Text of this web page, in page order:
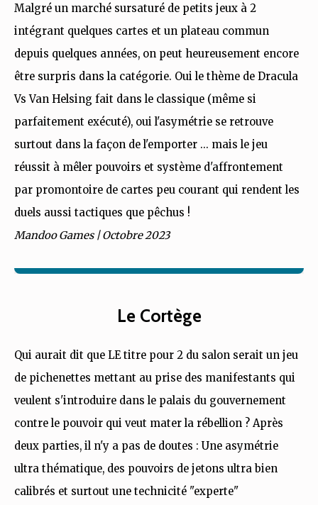
Malgré un marché sursaturé de petits jeux à 2
intégrant quelques cartes et un plateau commun
depuis quelques années, on peut heureusement encore
être surpris dans la catégorie. Oui le thème de Dracula
Vs Van Helsing fait dans le classique (même si
parfaitement exécuté), oui l'asymétrie se retrouve
surtout dans la façon de l'emporter ... mais le jeu
réussit à mêler pouvoirs et système d'affrontement
par promontoire de cartes peu courant qui rendent les
duels aussi tactiques que pêchus !
Mandoo Games | Octobre 2023
Le Cortège
Qui aurait dit que LE titre pour 2 du salon serait un jeu
de pichenettes mettant au prise des manifestants qui
veulent s'introduire dans le palais du gouvernement
contre le pouvoir qui veut mater la rébellion ? Après
deux parties, il n'y a pas de doutes : Une asymétrie
ultra thématique, des pouvoirs de jetons ultra bien
calibrés et surtout une technicité "experte"